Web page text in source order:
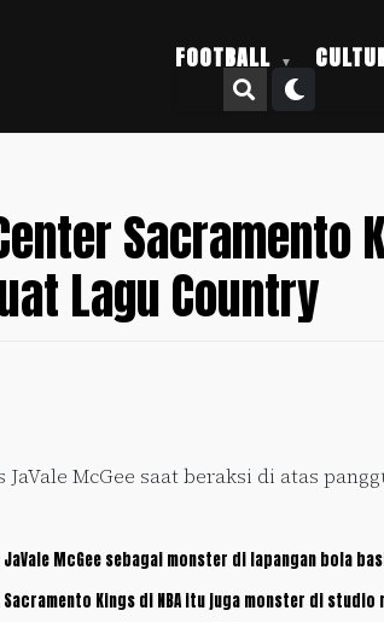
FOOTBALL
Sacramento
Lagu Country
McGee saat beraksi di atas
McGee sebagai monster di lapangan bola
Kings di NBA itu juga monster di studio